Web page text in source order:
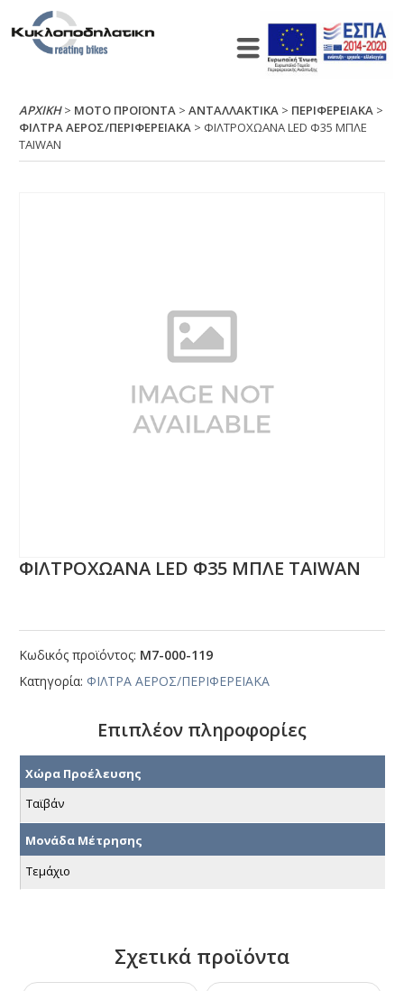
ΑΡΧΙΚΉ> ΜΟΤΟ ΠΡΟΪΟΝΤΑ >ΑΝΤΑΛΛΑΚΤΙΚΑ > ΠΕΡΙΦΕΡΕΙΑΚΑ >
ΦΙΛΤΡΑ ΑΕΡΟΣ/ΠΕΡΙΦΕΡΕΙΑΚΑ > ΦΙΛΤΡΟΧΩΑΝΑ LΕD Φ35 ΜΠΛΕ
ΤΑΙWΑΝ
ΦΙΛΤΡΟΧΩΑΝΑ LΕD Φ35 ΜΠΛΕ ΤΑΙWΑΝ
Κωδικός προϊόντος: Μ7-000-119
Κατηγορία: ΦΙΛΤΡΑ ΑΕΡΟΣ/ΠΕΡΙΦΕΡΕΙΑΚΑ
Επιπλέον πληροφορίες
Χώρα Προέλευσης
Ταϊβάν
Μονάδα Μέτρησης
Τεμάχιο
Σχετικά προϊόντα